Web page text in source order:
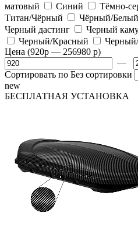
матовый
Синий Тёмно-
Титан/Чёрный
Чёрный/Белый
Черный дастинг
Черный
Черный/Красный
Цена (920p — 256980 p)
—
Сортировать по Без сортировки
new
БЕСПЛАТНАЯ УСТАНОВКА